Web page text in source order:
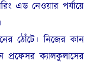
এড নেওয়ার পর্যায়ে
ঠোঁটে। নিজের কান
ক্যালকুলাসের